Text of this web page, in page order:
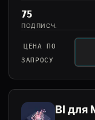
75
ПОДПИСЧ.
ЦЕНА ПО
ЗАПРОСУ
BI для